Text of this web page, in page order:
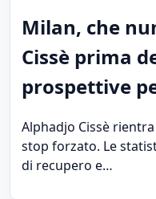
Milan, che
Cissè prima
prospettive
Alphadjo Cissè
stop forzato. Le
di recupero e…